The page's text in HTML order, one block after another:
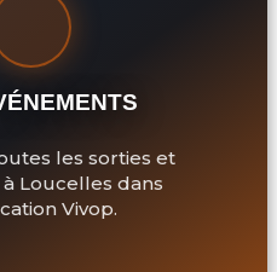
les sorties et
Loucelles dans
Vivop.